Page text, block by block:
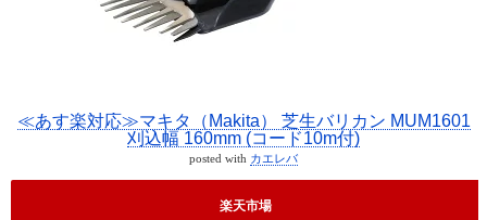
≪あす楽対応≫マキタ（Makita） 芝生バリカン MUM1601
刈込幅 160mm (コード10m付)
posted with カエレバ
楽天市場